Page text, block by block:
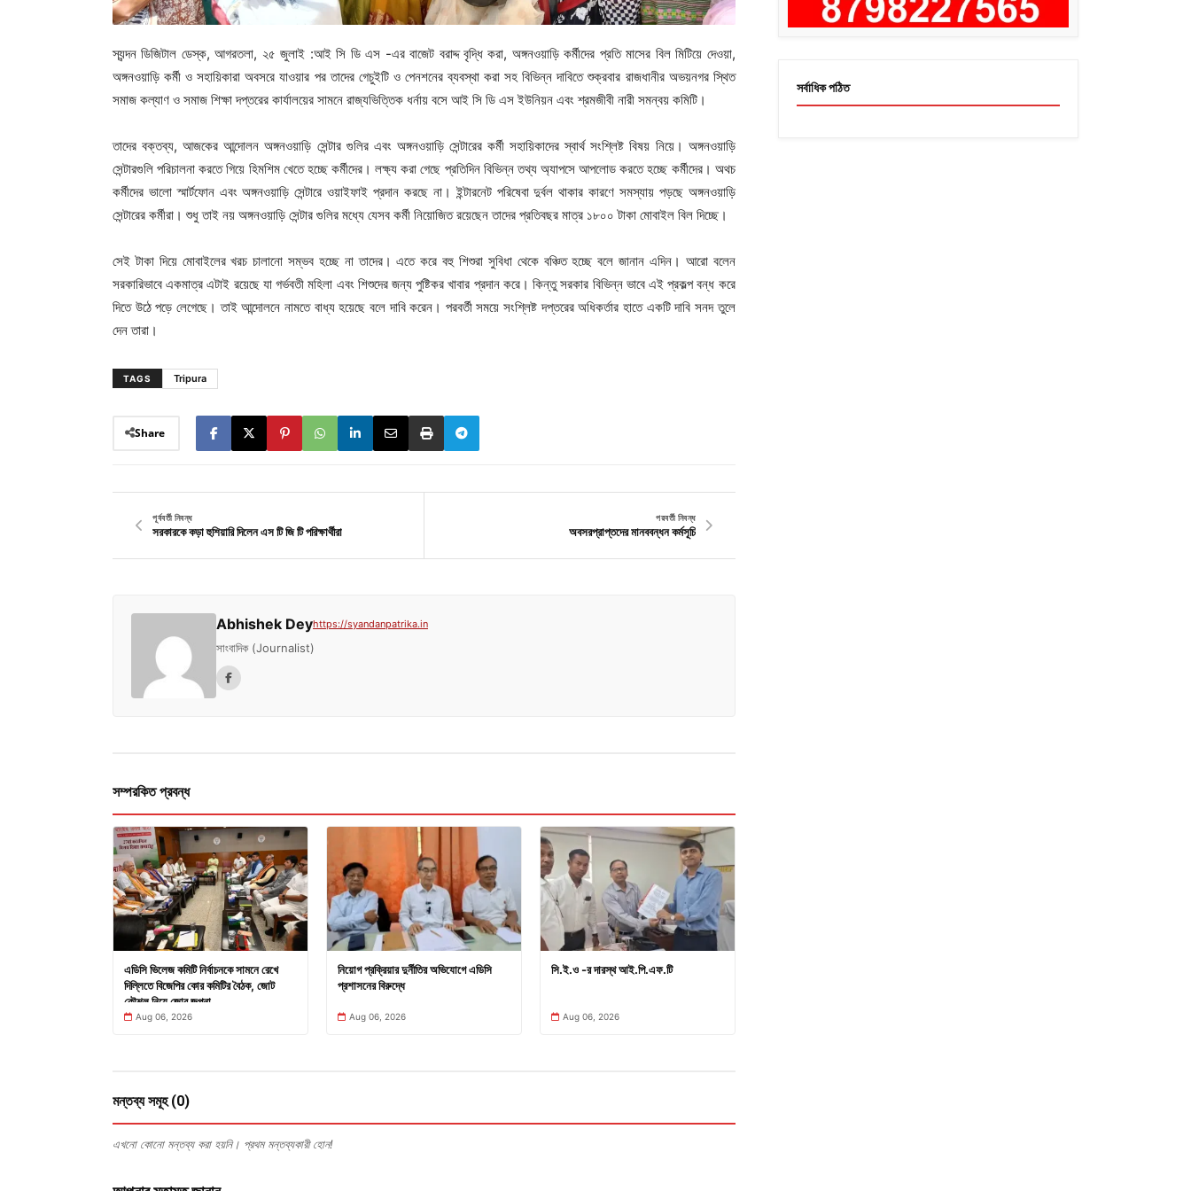
স্যন্দন ডিজিটাল ডেস্ক, আগরতলা, ২৫ জুলাই :আই সি ডি এস -এর বাজেট বরাদ্দ বৃদ্ধি করা, অঙ্গনওয়াড়ি কর্মীদের প্রতি মাসের বিল মিটিয়ে দেওয়া,
অঙ্গনওয়াড়ি কর্মী ও সহায়িকারা অবসরে যাওয়ার পর তাদের গেচুইটি ও পেনশনের ব্যবস্থা করা সহ বিভিন্ন দাবিতে শুক্রবার রাজধানীর অভয়নগর স্থিত
সমাজ কল্যাণ ও সমাজ শিক্ষা দপ্তরের কার্যালয়ের সামনে রাজ্যভিত্তিক ধর্নায় বসে আই সি ডি এস ইউনিয়ন এবং শ্রমজীবী নারী সমন্বয় কমিটি।
তাদের বক্তব্য, আজকের আন্দোলন অঙ্গনওয়াড়ি সেন্টার গুলির এবং অঙ্গনওয়াড়ি সেন্টারের কর্মী সহায়িকাদের স্বার্থ সংশ্লিষ্ট বিষয় নিয়ে। অঙ্গনওয়াড়ি
সেন্টারগুলি পরিচালনা করতে গিয়ে হিমশিম খেতে হচ্ছে কর্মীদের। লক্ষ্য করা গেছে প্রতিদিন বিভিন্ন তথ্য অ্যাপসে আপলোড করতে হচ্ছে কর্মীদের। অথচ
কর্মীদের ভালো স্মার্টফোন এবং অঙ্গনওয়াড়ি সেন্টারে ওয়াইফাই প্রদান করছে না। ইন্টারনেট পরিষেবা দুর্বল থাকার কারণে সমস্যায় পড়ছে অঙ্গনওয়াড়ি
সেন্টারের কর্মীরা। শুধু তাই নয় অঙ্গনওয়াড়ি সেন্টার গুলির মধ্যে যেসব কর্মী নিয়োজিত রয়েছেন তাদের প্রতিবছর মাত্র ১৮০০ টাকা মোবাইল বিল দিচ্ছে।
সেই টাকা দিয়ে মোবাইলের খরচ চালানো সম্ভব হচ্ছে না তাদের। এতে করে বহু শিশুরা সুবিধা থেকে বঞ্চিত হচ্ছে বলে জানান এদিন। আরো বলেন
সরকারিভাবে একমাত্র এটাই রয়েছে যা গর্ভবতী মহিলা এবং শিশুদের জন্য পুষ্টিকর খাবার প্রদান করে। কিন্তু সরকার বিভিন্ন ভাবে এই প্রকল্প বন্ধ করে
দিতে উঠে পড়ে লেগেছে। তাই আন্দোলনে নামতে বাধ্য হয়েছে বলে দাবি করেন। পরবর্তী সময়ে সংশ্লিষ্ট দপ্তরের অধিকর্তার হাতে একটি দাবি সনদ তুলে
দেন তারা।
TAGS Tripura
Share
পূর্ববর্তী নিবন্ধ
সরকারকে কড়া হুশিয়ারি দিলেন এস টি জি টি‌ পরিক্ষার্থীরা
পরবর্তী নিবন্ধ
অবসরপ্রাপ্তদের মানববন্ধন কর্মসূচি
Abhishek Deyhttps://syandanpatrika.in
সাংবাদিক (Journalist)
সম্পরকিত প্রবন্ধ
এডিসি ভিলেজ কমিটি নির্বাচনকে সামনে রেখে
দিল্লিতে বিজেপির কোর কমিটির বৈঠক, জোট
কৌশল নিয়ে জোর জল্পনা
Aug 06, 2026
নিয়োগ প্রক্রিয়ার দুর্নীতির অভিযোগে এডিসি
প্রশাসনের বিরুদ্ধে
Aug 06, 2026
সি.ই.ও -র দারস্থ আই.পি.এফ.টি
Aug 06, 2026
মন্তব্য সমূহ (0)
এখনো কোনো মন্তব্য করা হয়নি। প্রথম মন্তব্যকারী হোন!
সর্বাধিক পঠিত